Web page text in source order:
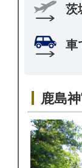
茨
車
鹿島